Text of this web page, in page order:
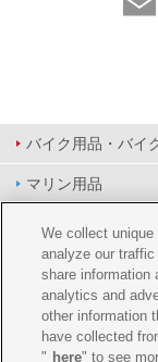
バイク用品・バイ
マリン用品
PAS/YPJ用品
その他用品
イベント&エンタ
オンラインショッ
We collect
analyze our
share information
analytics and
other information
have collected
" here" to see